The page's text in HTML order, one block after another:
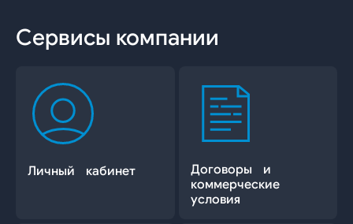
Сервисы компании
Личный кабинет
Договоры и
коммерческие
условия